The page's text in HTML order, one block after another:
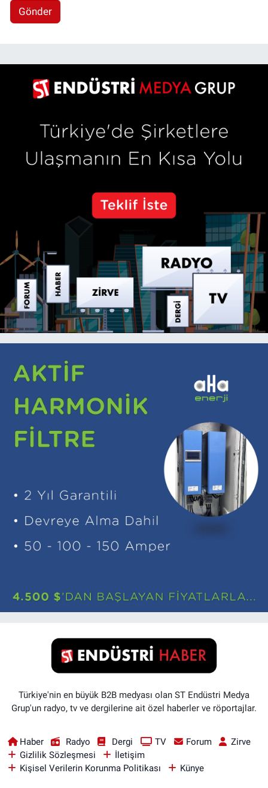
Gönder
Türkiye'nin en büyük B2B medyası olan ST Endüstri Medya
Grup'un radyo, tv ve dergilerine ait özel haberler ve röportajlar.
Haber Radyo Dergi TV Forum
Zirve
Gizlilik Sözleşmesi
İletişim
Kişisel Verilerin Korunma Politikası
Künye